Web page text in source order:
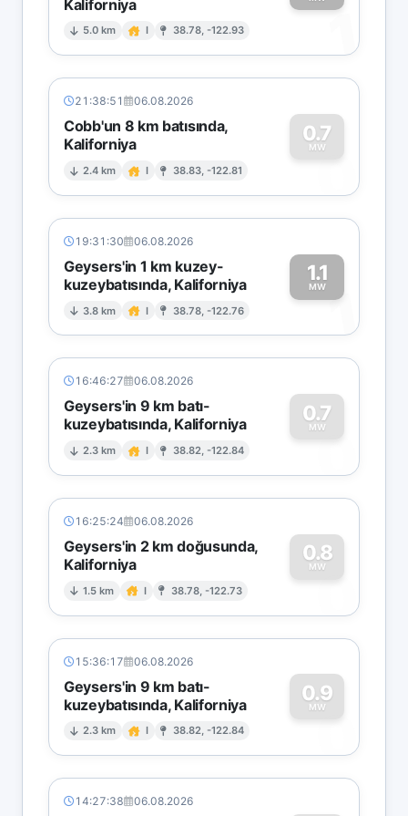
Kaliforniya
5.0 km I 38.78, -122.93 1
21:38:51 06.08.2026
Cobb'un 8 km batısında,
Kaliforniya
2.4 km I 38.83, -122.81
0.7
MW
0
19:31:30 06.08.2026
Geysers'in 1 km kuzey-
kuzeybatısında, Kaliforniya
3.8 km I 38.78, -122.76
1.1
MW1
16:46:27 06.08.2026
Geysers'in 9 km batı-
kuzeybatısında, Kaliforniya
2.3 km I 38.82, -122.84
0.7
MW
0
16:25:24 06.08.2026
Geysers'in 2 km doğusunda,
Kaliforniya
1.5 km I 38.78, -122.73
0.8
MW
0
15:36:17 06.08.2026
Geysers'in 9 km batı-
kuzeybatısında, Kaliforniya
2.3 km I 38.82, -122.84
0.9
MW
0
14:27:38 06.08.2026